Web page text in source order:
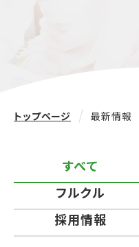
トップページ 最新情報
すべて
フルクル
採用情報